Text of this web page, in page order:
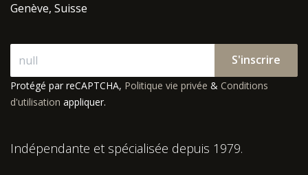
Genève, Suisse
S'inscrire
Protégé par reCAPTCHA, Politique vie privée & Conditions
d'utilisation appliquer.
Indépendante et spécialisée depuis 1979.